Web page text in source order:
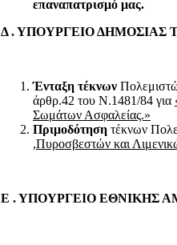
επαναπατρισμό μας.
Δ . ΥΠΟΥΡΓΕΙΟ ΔΗΜΟΣΙΑΣ
Ένταξη τέκνων
άρθρ.42 του Ν.1481/84 για
Σωμάτων Ασφαλείας.»
Πριμοδότηση τέκνων
,Πυροσβεστών και
Ε . ΥΠΟΥΡΓΕΙΟ ΕΘΝΙΚΗΣ